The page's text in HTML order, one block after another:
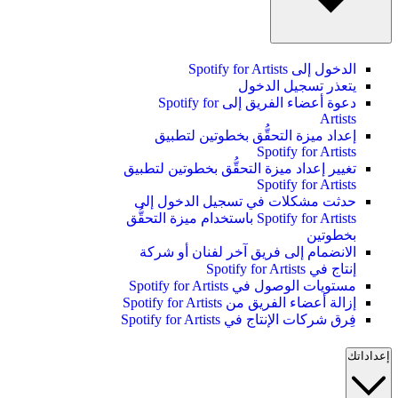
الدخول إلى Spotify for Artists
يتعذر تسجيل الدخول
دعوة أعضاء الفريق إلى Spotify for
Artists
إعداد ميزة التحقُّق بخطوتين لتطبيق
Spotify for Artists
تغيير إعداد ميزة التحقُّق بخطوتين لتطبيق
Spotify for Artists
حدثت مشكلات في تسجيل الدخول إلى
Spotify for Artists باستخدام ميزة التحقُّق
بخطوتين
الانضمام إلى فريق آخر لفنان أو شركة
إنتاج في Spotify for Artists
مستويات الوصول في Spotify for Artists
إزالة أعضاء الفريق من Spotify for Artists
فِرق شركات الإنتاج في Spotify for Artists
إعداداتك